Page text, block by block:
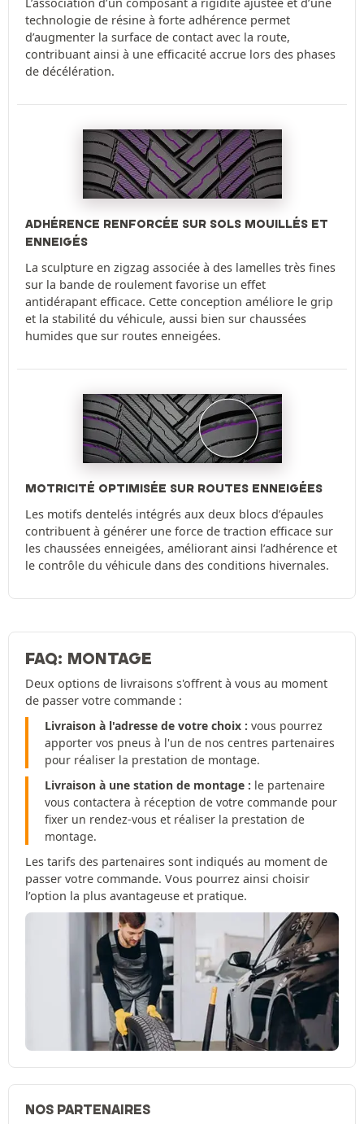
technologie de résine à forte adhérence permet
d’augmenter la surface de contact avec la route,
contribuant ainsi à une efficacité accrue lors des phases
de décélération.
ADHÉRENCE RENFORCÉE SUR SOLS MOUILLÉS ET
ENNEIGÉS
La sculpture en zigzag associée à des lamelles très fines
sur la bande de roulement favorise un effet
antidérapant efficace. Cette conception améliore le grip
et la stabilité du véhicule, aussi bien sur chaussées
humides que sur routes enneigées.
MOTRICITÉ OPTIMISÉE SUR ROUTES ENNEIGÉES
Les motifs dentelés intégrés aux deux blocs d’épaules
contribuent à générer une force de traction efficace sur
les chaussées enneigées, améliorant ainsi l’adhérence et
le contrôle du véhicule dans des conditions hivernales.
FAQ: MONTAGE
Deux options de livraisons s'offrent à vous au moment
de passer votre commande :
Livraison à l'adresse de votre choix : vous pourrez
apporter vos pneus à l'un de nos centres partenaires
pour réaliser la prestation de montage.
Livraison à une station de montage : le partenaire
vous contactera à réception de votre commande pour
fixer un rendez-vous et réaliser la prestation de
montage.
Les tarifs des partenaires sont indiqués au moment de
passer votre commande. Vous pourrez ainsi choisir
l’option la plus avantageuse et pratique.
NOS PARTENAIRES